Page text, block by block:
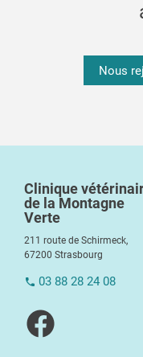
Nous
Clinique
de la Montagne
Verte
211 route de Schirmeck,
67200 Strasbourg
03 88 28 24 08
Visiter notre page facebook